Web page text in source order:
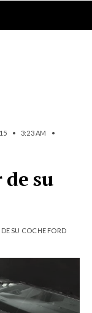
• 3:23 AM
•
su
SU COCHE FORD